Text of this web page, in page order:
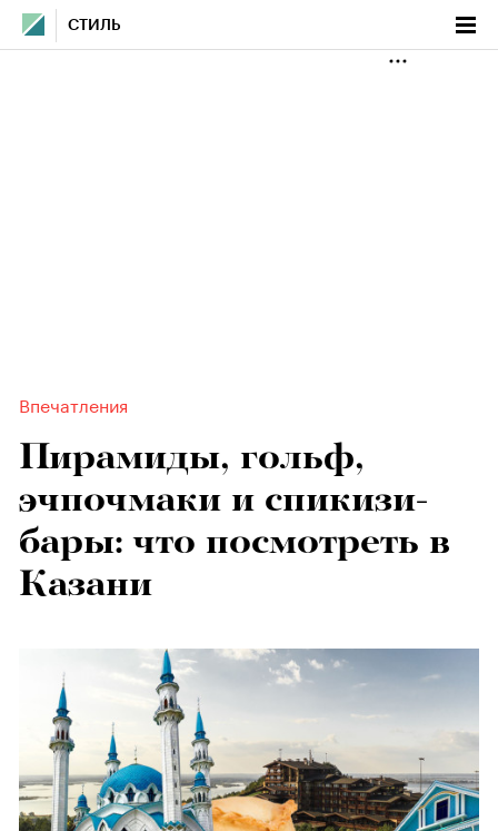
СТИЛЬ
Впечатления
Пирамиды, гольф,
эчпочмаки и спикизи-
бары: что посмотреть в
Казани